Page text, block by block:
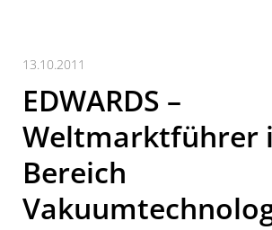
13.10.2011
EDWARDS –
Weltmarktführer
Bereich